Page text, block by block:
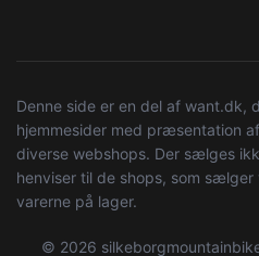
Denne side er en del af want.dk,
hjemmesider med præsentation
diverse webshops. Der sælges
henviser til de shops, som sælger
varerne på lager.
© 2026